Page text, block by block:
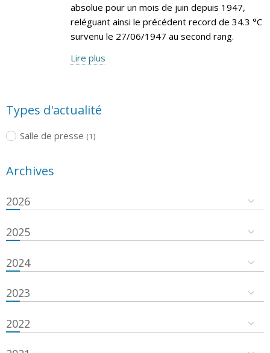
absolue pour un mois de juin depuis 1947,
reléguant ainsi le précédent record de 34.3 °C
survenu le 27/06/1947 au second rang.
Lire plus
Types d'actualité
Salle de presse (1)
Archives
2026
2025
2024
2023
2022